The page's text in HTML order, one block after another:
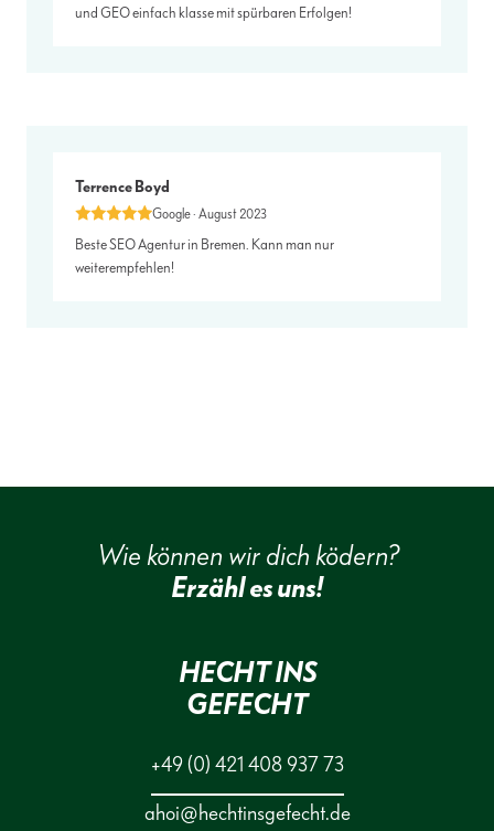
und GEO einfach klasse mit spürbaren Erfolgen!
Terrence Boyd
Google · August 2023
Beste SEO Agentur in Bremen. Kann man nur
weiterempfehlen!
Wie können wir dich ködern?
Erzähl es uns!
HECHT INS
GEFECHT
+49 (0) 421 408 937 73
ahoi@hechtinsgefecht.de